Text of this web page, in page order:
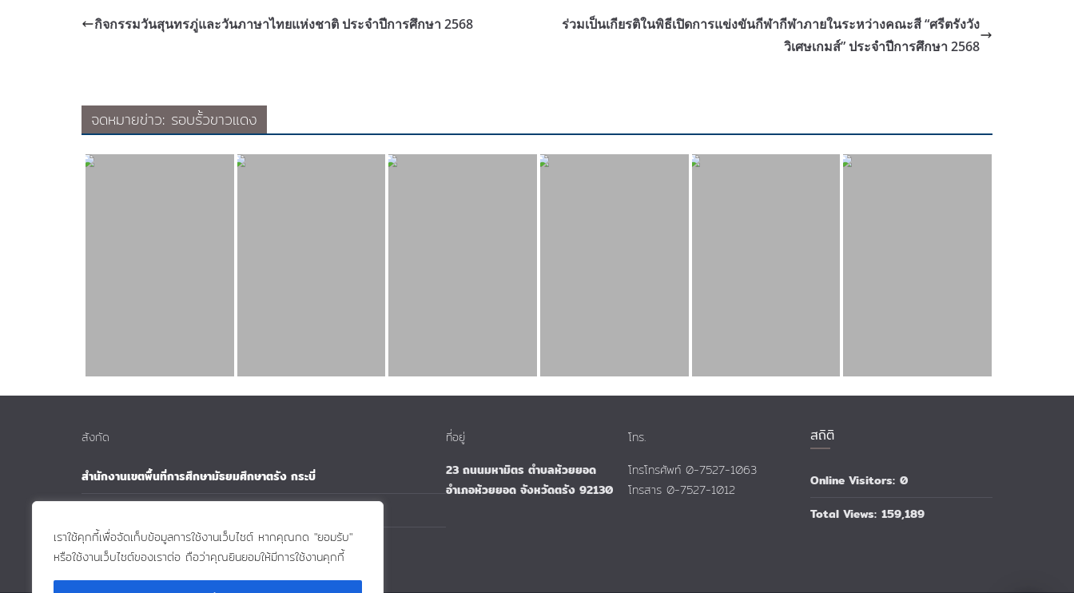
เราใช้คุกกี้เพื่อจัดเก็บข้อมูลการใช้งานเว็บไซต์ หากคุณกด "ยอมรับ"
หรือใช้งานเว็บไซต์ของเราต่อ ถือว่าคุณยินยอมให้มีการใช้งานคุกกี้
กิจกรรมวันสุนทรภู่และวันภาษาไทยแห่งชาติ ประจำปีการศึกษา 2568
ร่วมเป็นเกียรติในพิธีเปิดการแข่งขันกีฬากีฬาภายในระหว่างคณะสี “ศรีตรังวัง
วิเศษเกมส์” ประจำปีการศึกษา 2568
จดหมายข่าว: รอบรั้วขาวแดง
สังกัด
สำนักงานเขตพื้นที่การศึกษามัธยมศึกษาตรัง กระบี่
กระทรวงศึกษาธิการ
ที่อยู่
23 ถนนมหามิตร ตำบลห้วยยอด
อำเภอห้วยยอด จังหวัดตรัง 92130
โทร.
โทรโทรศัพท์ 0-7527-1063
โทรสาร 0-7527-1012
สถิติ
Online Visitors: 0
Total Views: 159,189